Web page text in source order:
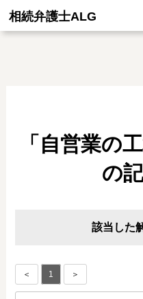
相続弁護士ALG
「自営業の
の
該当した
＜ 1 ＞